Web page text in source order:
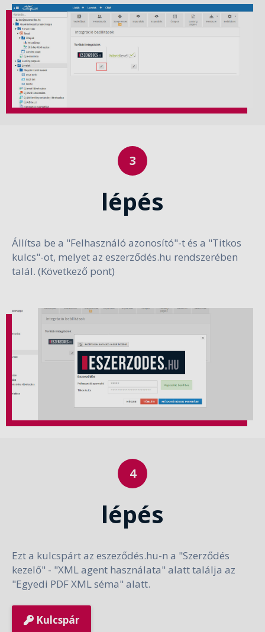
lépés
Állítsa be a "Felhasználó azonosító"-t és a "Titkos
kulcs"-ot, melyet az eszerződés.hu rendszerében
talál. (Következő pont)
lépés
Ezt a kulcspárt az eszeződés.hu-n a "Szerződés
kezelő" - "XML agent használata" alatt találja az
"Egyedi PDF XML séma" alatt.
Kulcspár